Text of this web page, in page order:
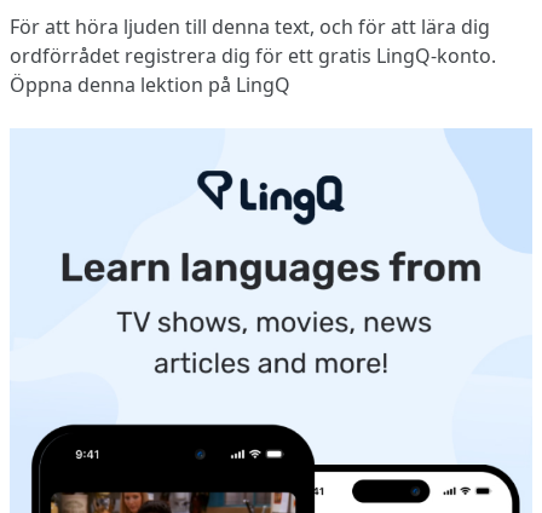
För att höra ljuden till denna text, och för att lära dig
ordförrådet registrera dig för ett gratis LingQ-konto.
Öppna denna lektion på LingQ